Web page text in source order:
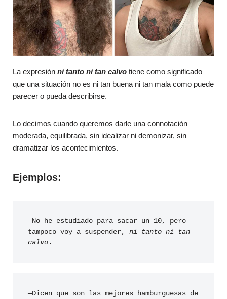
La expresión ni tanto ni tan calvo tiene como significado
que una situación no es ni tan buena ni tan mala como puede
parecer o pueda describirse.
Lo decimos cuando queremos darle una connotación
moderada, equilibrada, sin idealizar ni demonizar, sin
dramatizar los acontecimientos.
Ejemplos:
—No he estudiado para sacar un 10, pero
tampoco voy a suspender, ni tanto ni tan
calvo .
—Dicen que son las mejores hamburguesas de